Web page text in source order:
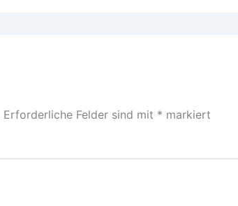
Erforderliche Felder sind mit * markiert